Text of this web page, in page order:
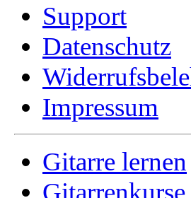
Support
Datenschutz
Impressum
Gitarre lernen
Gitarrenkurse